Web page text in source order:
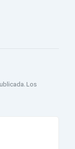
Los